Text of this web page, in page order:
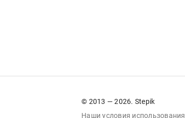
© 2013 — 2026. Stepik
Наши условия использования